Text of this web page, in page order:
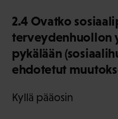
2.4 Ovatko
terveydenhuollon
pykälään
ehdotetut
Kyllä pääosin